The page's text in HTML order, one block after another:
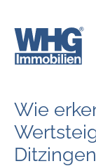
Inhalt
springen
Wie